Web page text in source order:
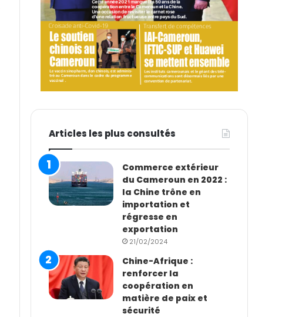
Articles les plus consultés
Commerce extérieur
du Cameroun en 2022 :
la Chine trône en
importation et
régresse en
exportation
21/02/2024
Chine-Afrique :
renforcer la
coopération en
matière de paix et
sécurité